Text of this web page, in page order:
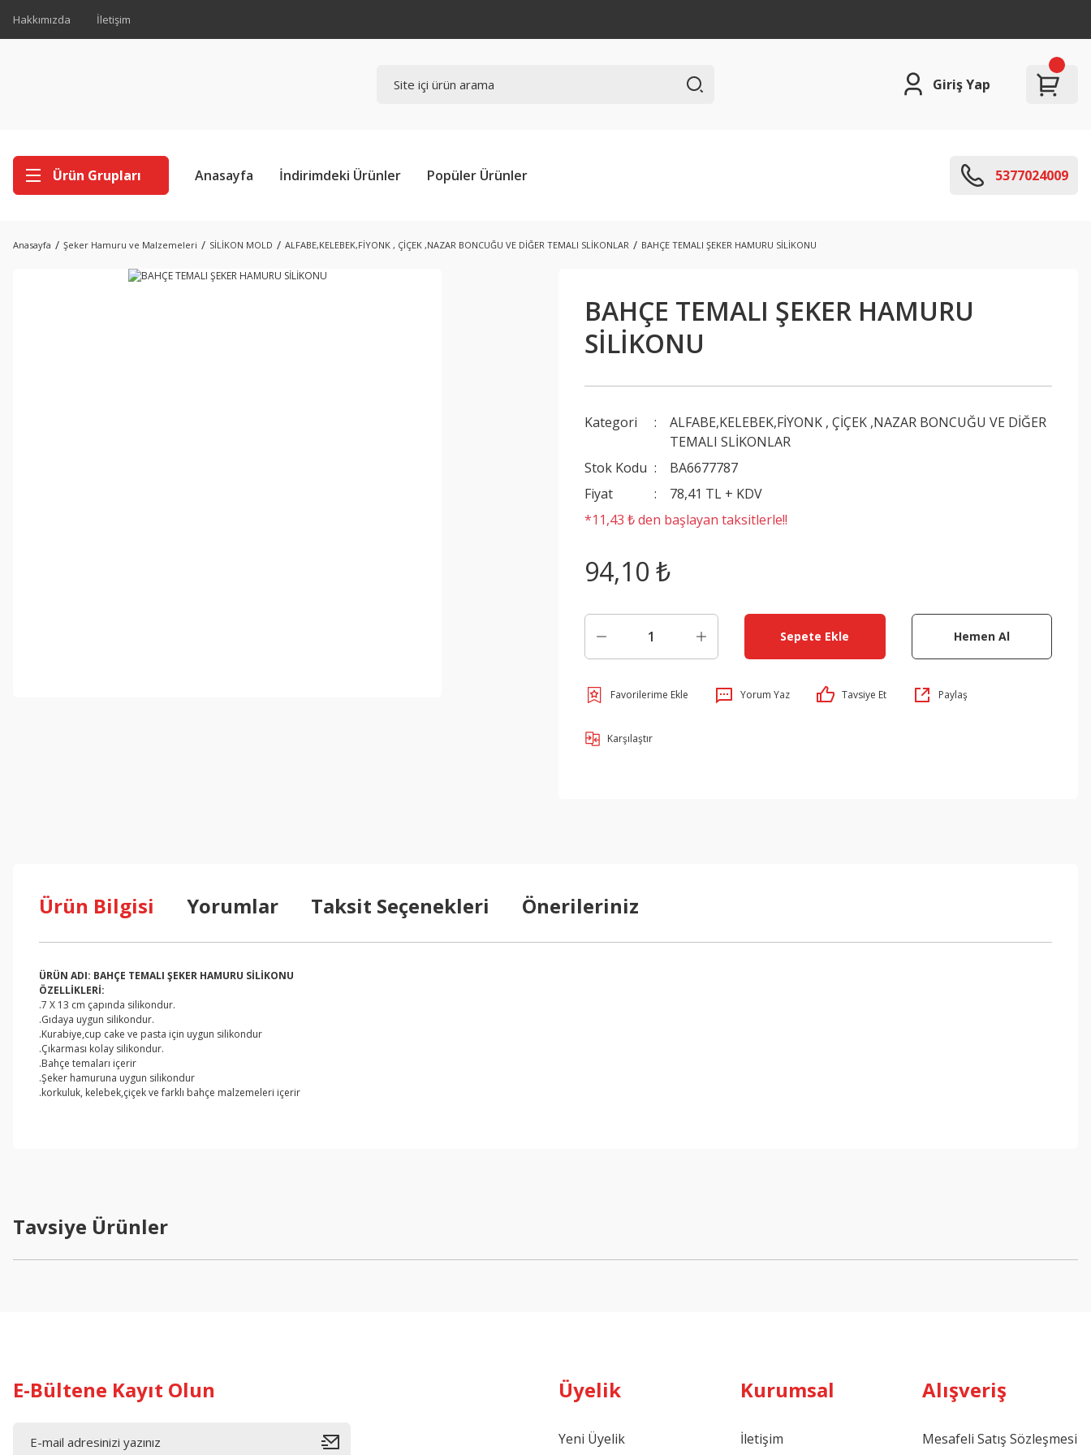
Hakkımızda İletişim
Giriş Yap
Ürün Grupları Anasayfa İndirimdeki Ürünler Popüler Ürünler 5377024009
Anasayfa Şeker Hamuru ve Malzemeleri SİLİKON MOLD ALFABE,KELEBEK,FİYONK , ÇİÇEK ,NAZAR BONCUĞU VE DİĞER TEMALI SLİKONLAR BAHÇE TEMALI ŞEKER HAMURU SİLİKONU
BAHÇE TEMALI ŞEKER HAMURU
SİLİKONU
Kategori
ALFABE,KELEBEK,FİYONK , ÇİÇEK ,NAZAR BONCUĞU VE DİĞER
TEMALI SLİKONLAR
Stok Kodu
BA6677787
Fiyat
78,41 TL + KDV
*11,43 ₺ den başlayan taksitlerle!!
94,10 ₺
Sepete Ekle Hemen Al
Yorum Yaz Tavsiye Et Paylaş
Karşılaştır
Ürün Bilgisi Yorumlar Taksit Seçenekleri Önerileriniz
ÜRÜN ADI: BAHÇE TEMALI ŞEKER HAMURU SİLİKONU
ÖZELLİKLERİ:
.7 X 13 cm çapında silikondur.
.Gıdaya uygun silikondur.
.Kurabiye,cup cake ve pasta için uygun silikondur
.Çıkarması kolay silikondur.
.Bahçe temaları içerir
.Şeker hamuruna uygun silikondur
.korkuluk, kelebek,çiçek ve farklı bahçe malzemeleri içerir
Ürün bilgilerinde hatalar bulunuyor.
Ürün fiyatı diğer sitelerden daha pahalı.
Gönder
Tavsiye Ürünler
E-Bültene Kayıt Olun Üyelik
Yeni Üyelik
Kurumsal
İletişim
Alışveriş
Mesafeli Satış Sözleşmesi